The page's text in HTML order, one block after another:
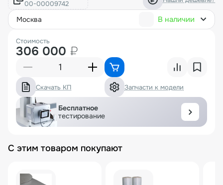
москва В наличии
Стоимость
306 000 ₽
Скачать КП Запчасти к модели
Бесплатное
тестирование
С этим товаром покупают